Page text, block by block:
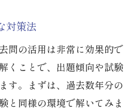
対策法
問の活用は非常に効果的で
くことで、出題傾向や試験
す。まずは、過去数年分の
と同様の環境で解いてみま